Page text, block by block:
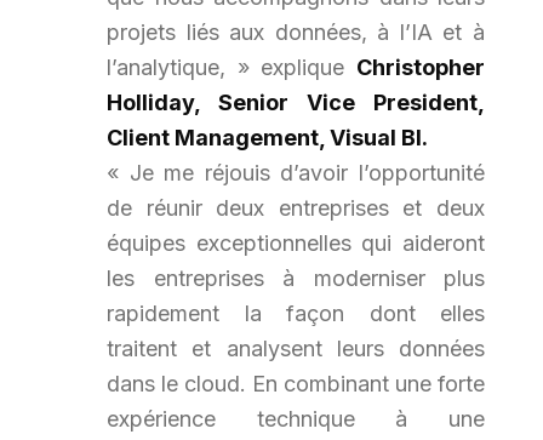
projets liés aux données, à l’IA et à
l’analytique, » explique Christopher
Holliday, Senior Vice President,
Client Management, Visual BI.
« Je me réjouis d’avoir l’opportunité
de réunir deux entreprises et deux
équipes exceptionnelles qui aideront
les entreprises à moderniser plus
rapidement la façon dont elles
traitent et analysent leurs données
dans le cloud. En combinant une forte
expérience technique à une